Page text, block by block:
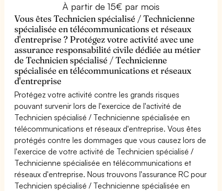
À partir de 15€ par mois
Vous êtes Technicien spécialisé / Technicienne
spécialisée en télécommunications et réseaux
d'entreprise ? Protégez votre activité avec une
assurance responsabilité civile dédiée au métier
de Technicien spécialisé / Technicienne
spécialisée en télécommunications et réseaux
d'entreprise
Protégez votre activité contre les grands risques
pouvant survenir lors de l'exercice de l'activité de
Technicien spécialisé / Technicienne spécialisée en
télécommunications et réseaux d'entreprise. Vous êtes
protégés contre les dommages que vous causez lors de
l'exercice de votre activité de Technicien spécialisé /
Technicienne spécialisée en télécommunications et
réseaux d'entreprise. Nous trouvons l'assurance RC pour
Technicien spécialisé / Technicienne spécialisée en